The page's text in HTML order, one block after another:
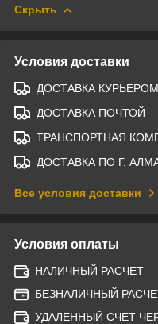
Скрыть
Условия доставки
ДОСТАВКА КУРЬЕРОМ
ДОСТАВКА ПОЧТОЙ
ТРАНСПОРТНАЯ
ДОСТАВКА ПО Г.
Все условия доставки
Условия оплаты
НАЛИЧНЫЙ РАСЧЕТ
БЕЗНАЛИЧНЫЙ
УДАЛЕННЫЙ СЧЕТ